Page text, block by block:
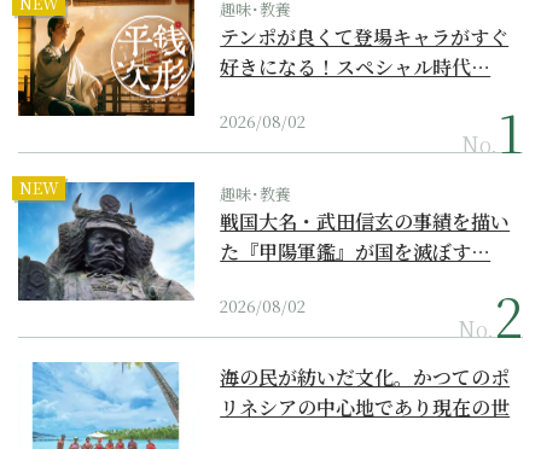
趣味･教養
テンポが良くて登場キャラがすぐ
好きになる！スペシャル時代…
2026/08/02
No.
NEW 趣味･教養
戦国大名・武田信玄の事績を描い
た『甲陽軍鑑』が国を滅ぼす…
2026/08/02
No.
海の民が紡いだ文化。かつてのポ
リネシアの中心地であり現在の世